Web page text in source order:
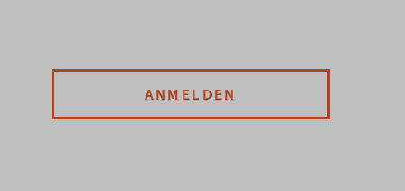
ANMELDEN